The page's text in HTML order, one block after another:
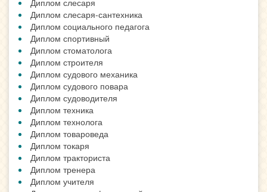
Диплом слесаря
Диплом слесаря-сантехника
Диплом социального педагога
Диплом спортивный
Диплом стоматолога
Диплом строителя
Диплом судового механика
Диплом судового повара
Диплом судоводителя
Диплом техника
Диплом технолога
Диплом товароведа
Диплом токаря
Диплом тракториста
Диплом тренера
Диплом учителя